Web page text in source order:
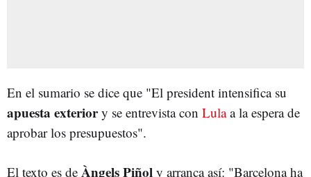
En el sumario se dice que "El president intensifica su
apuesta exteriory se entrevista con Lulaa la espera de
aprobar los presupuestos".
El texto es de Àngels Piñol y arranca así: "Barcelona ha